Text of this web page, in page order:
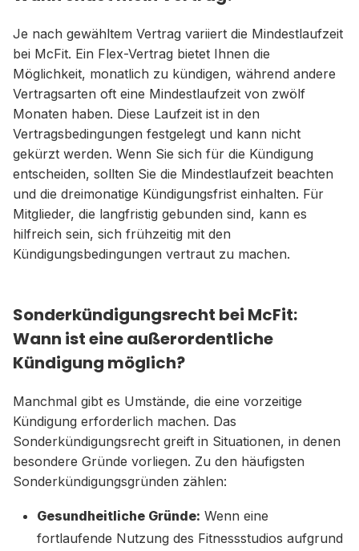
Je nach gewähltem Vertrag variiert die Mindestlaufzeit
bei McFit. Ein Flex-Vertrag bietet Ihnen die
Möglichkeit, monatlich zu kündigen, während andere
Vertragsarten oft eine Mindestlaufzeit von zwölf
Monaten haben. Diese Laufzeit ist in den
Vertragsbedingungen festgelegt und kann nicht
gekürzt werden. Wenn Sie sich für die Kündigung
entscheiden, sollten Sie die Mindestlaufzeit beachten
und die dreimonatige Kündigungsfrist einhalten. Für
Mitglieder, die langfristig gebunden sind, kann es
hilfreich sein, sich frühzeitig mit den
Kündigungsbedingungen vertraut zu machen.
Sonderkündigungsrecht bei McFit:
Wann ist eine außerordentliche
Kündigung möglich?
Manchmal gibt es Umstände, die eine vorzeitige
Kündigung erforderlich machen. Das
Sonderkündigungsrecht greift in Situationen, in denen
besondere Gründe vorliegen. Zu den häufigsten
Sonderkündigungsgründen zählen:
Gesundheitliche Gründe: Wenn eine
fortlaufende Nutzung des Fitnessstudios aufgrund